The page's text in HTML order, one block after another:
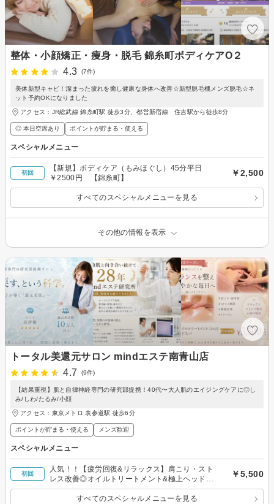
整体・小顔矯正・痩身・脱毛 錦糸町ボディケアO２
4.3
(7件)
美体新型キャビ！溜まった疲れを癒し健康な身体へ改善☆新型脱毛機メンズ脱毛☆ネ
ット予約OKになりました
アクセス：JR総武線 錦糸町駅 徒歩3分、都営新宿線 住吉駅から徒歩8分
◎ 本日空席あり ポイントが貯まる・使える
スペシャルメニュー
初回
【新規】ボディケア（もみほぐし）45分平日
￥2500円 【錦糸町】
￥2,500
すべてのスペシャルメニューを見る
その他の情報を表示
トータル美還元サロン mindエステ南青山店
4.7
(9件)
【結果重視】肌と自律神経専門の研究部提携！40代〜大人肌のエイジングケアに◎し
み/しわ/たるみ/小顔
アクセス：東京メトロ 表参道駅 徒歩6分
ポイントが貯まる・使える メンズ歓迎
スペシャルメニュー
初回
人気！！【疲労回復&リラックス】肩こり・スト
レス改善◎オイルトリートメント&極上ヘッドス
パ50分
￥5,500
すべてのスペシャルメニューを見る